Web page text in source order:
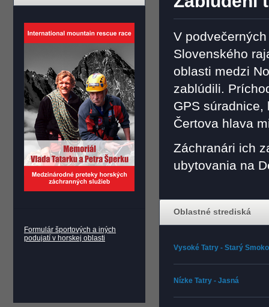
Formulár športových a iných
podujatí v horskej oblasti
V
Slovenského
oblasti medzi
zablúdili.
GPS
Čertova hlava
Záchranári ich
ubytovania na
Oblastné strediská
Vysoké Tatry - Starý
Nízke Tatry - Jasná